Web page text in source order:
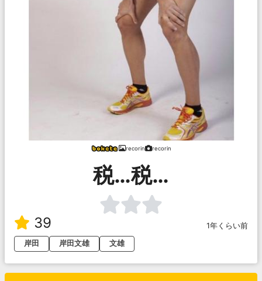
recorin recorin
税…税…
39
1年くらい前
岸田
岸田文雄 文雄